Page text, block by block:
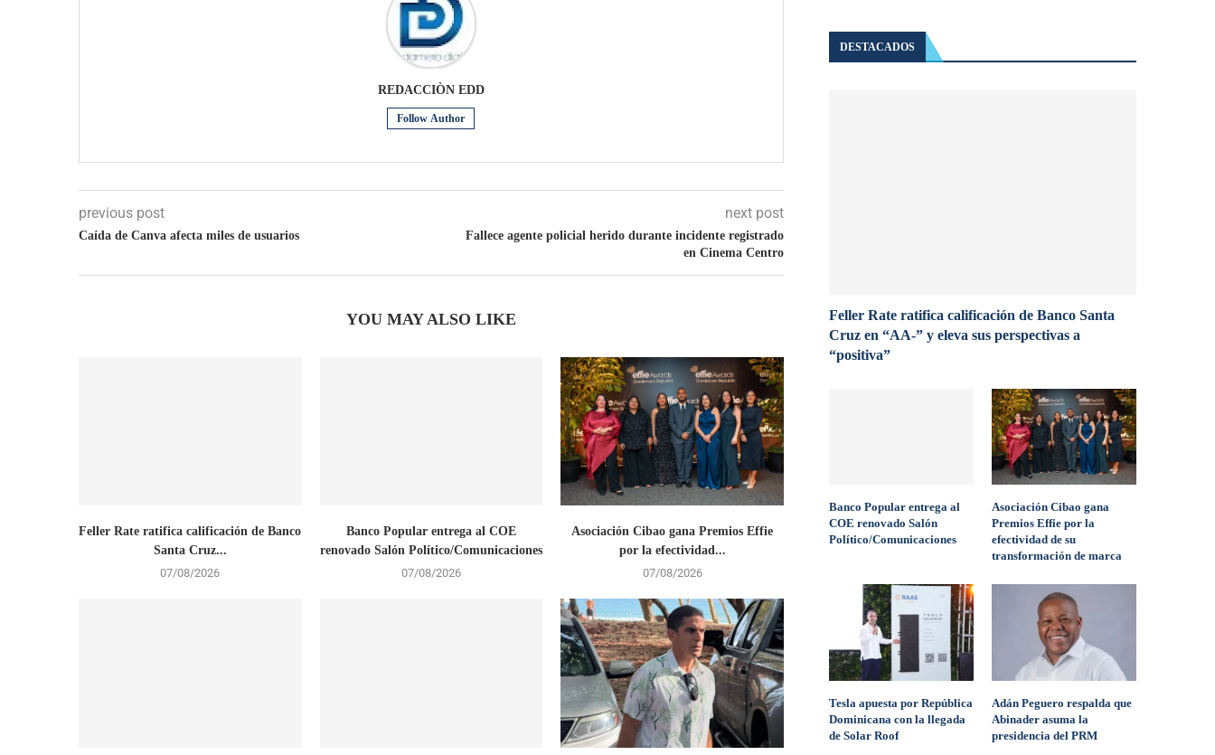
REDACCIÒN EDD
Follow Author
previous post
Caída de Canva afecta miles de usuarios
next post
Fallece agente policial herido durante incidente registrado
en Cinema Centro
YOU MAY ALSO LIKE
Feller Rate ratifica calificación de Banco
Santa Cruz...
07/08/2026
Banco Popular entrega al COE
renovado Salón Político/Comunicaciones
07/08/2026
Asociación Cibao gana Premios Effie
por la efectividad...
07/08/2026
DESTACADOS
Feller Rate ratifica calificación de Banco Santa
Cruz en “AA-” y eleva sus perspectivas a
“positiva”
Banco Popular entrega al
COE renovado Salón
Político/Comunicaciones
Asociación Cibao gana
Premios Effie por la
efectividad de su
transformación de marca
Tesla apuesta por República
Dominicana con la llegada
de Solar Roof
Adán Peguero respalda que
Abinader asuma la
presidencia del PRM